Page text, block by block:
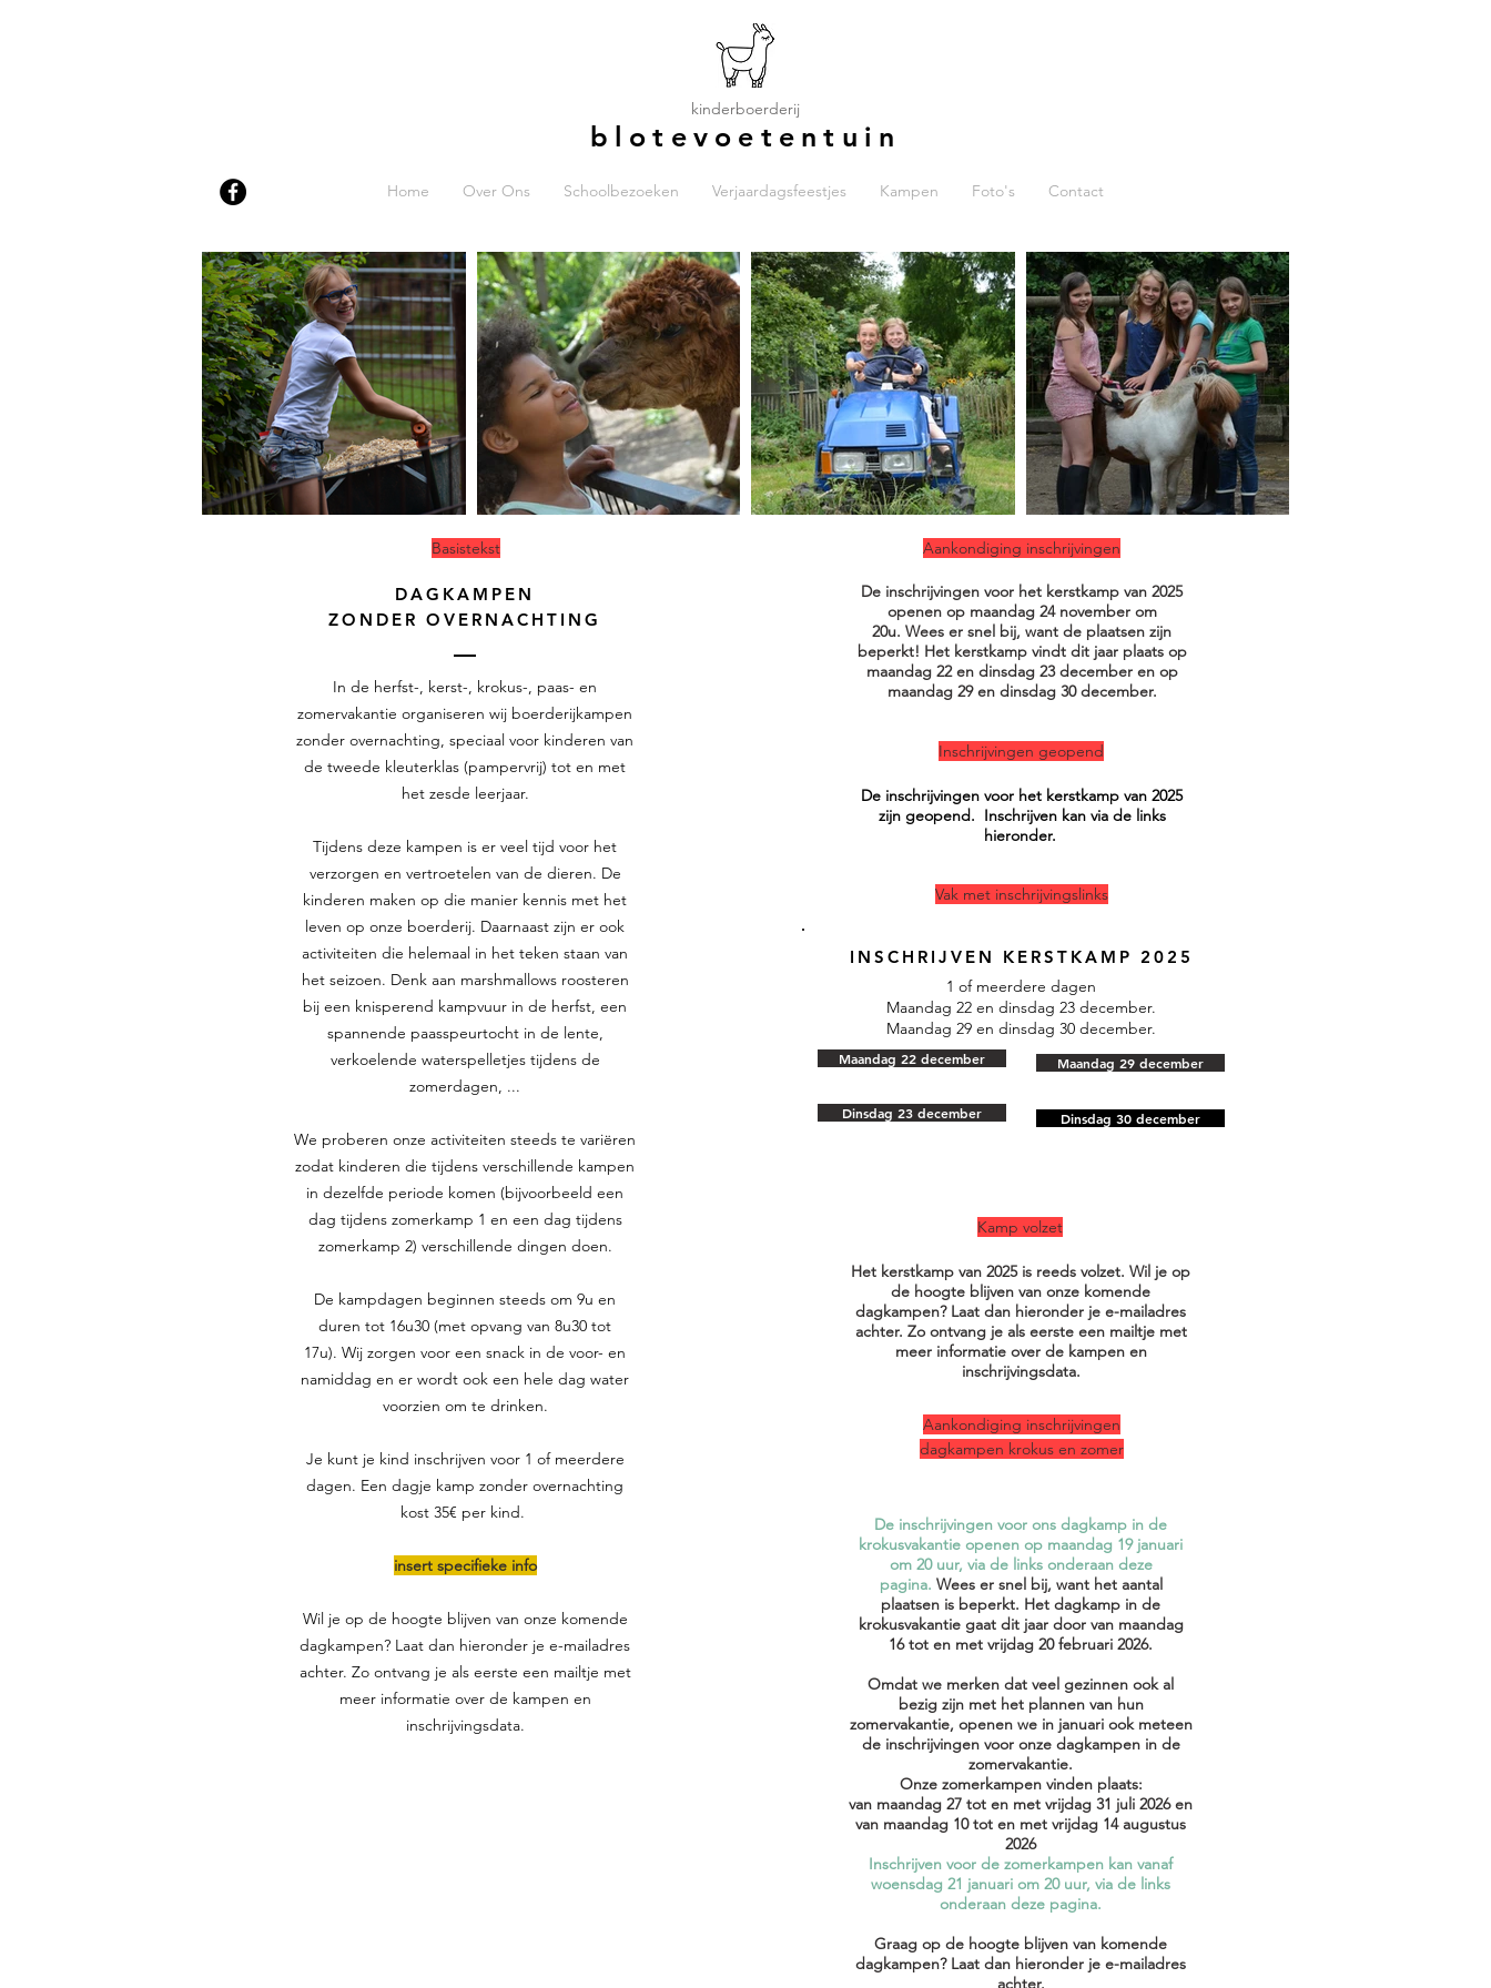
kinderboerderij
blotevoetentuin
Home Over Ons Schoolbezoeken Verjaardagsfeestjes Kampen Foto's Contact
Basistekst
DAGKAMPEN
ZONDER OVERNACHTING
In de herfst-, kerst-, krokus-, paas- en
zomervakantie organiseren wij boerderijkampen
zonder overnachting, speciaal voor kinderen van
de tweede kleuterklas (pampervrij) tot en met
het zesde leerjaar.
T​ijdens deze kampen is er veel tijd voor het
verzorgen en vertroetelen van de dieren. De
kinderen maken op die manier kennis met het
leven op onze boerderij. Daarnaast zijn er ook
activiteiten die helemaal in het teken staan van
het seizoen. Denk aan marshmallows roosteren
bij een knisperend kampvuur in de herfst, een
spannende paasspeurtocht in de lente,
verkoelende waterspelletjes tijdens de
zomerdagen, ...
We proberen onze activiteiten steeds te variëren
zodat kinderen die tijdens verschillende kampen
in dezelfde periode komen (bijvoorbeeld een
dag tijdens zomerkamp 1 en een dag tijdens
zomerkamp 2) verschillende dingen doen.
De kampdagen beginnen steeds om 9u en
duren tot 16u30 (met opvang van 8u30 tot
17u). Wij zorgen voor een snack in de voor- en
namiddag en er wordt ook een hele dag water
voorzien om te drinken.
Je kunt je kind inschrijven voor 1 of meerdere
dagen. Een dagje kamp zonder overnachting
kost 35€ per kind.
insert specifieke info
Wil je op de hoogte blijven van onze komende
dagkampen? Laat dan hieronder je e-mailadres
achter. Zo ontvang je als eerste een mailtje met
meer informatie over de kampen en
inschrijvingsdata.
Aankondiging inschrijvingen
De inschrijvingen voor het kerstkamp van 2025
openen op maandag 24 november om
20u. Wees er snel bij, want de plaatsen zijn
beperkt! Het kerstkamp vindt dit jaar plaats op
maandag 22 en dinsdag 23 december en op
maandag 29 en dinsdag 30 december.
Inschrijvingen geopend
De inschrijvingen voor het kerstkamp van 2025
zijn geopend. Inschrijven kan via de links
hieronder.
Vak met inschrijvingslinks
INSCHRIJVEN KERSTKAMP 2025
1 of meerdere dagen
Maandag 22 en dinsdag 23 december.
Maandag 29 en dinsdag 30 december.
Maandag 22 december
Dinsdag 23 december
Maandag 29 december
Dinsdag 30 december
Kamp volzet
Het kerstkamp van 2025 is reeds volzet. Wil je op
de hoogte blijven van onze komende
dagkampen? Laat dan hieronder je e-mailadres
achter. Zo ontvang je als eerste een mailtje met
meer informatie over de kampen en
inschrijvingsdata.
Aankondiging inschrijvingen
dagkampen krokus en zomer
De inschrijvingen voor ons dagkamp in de
krokusvakantie openen op maandag 19 januari
om 20 uur, via de links onderaan deze
pagina. Wees er snel bij, want het aantal
plaatsen is beperkt. Het dagkamp in de
krokusvakantie gaat dit jaar door van maandag
16 tot en met vrijdag 20 februari 2026.​
Omdat we merken dat veel gezinnen ook al
bezig zijn met het plannen van hun
zomervakantie, openen we in januari ook meteen
de inschrijvingen voor onze dagkampen in de
zomervakantie.
Onze zomerkampen vinden plaats:
van maandag 27 tot en met vrijdag 31 juli 2026 en
van maandag 10 tot en met vrijdag 14 augustus
2026
Inschrijven voor de zomerkampen kan vanaf
woensdag 21 januari om 20 uur, via de links
onderaan deze pagina.​
Graag op de hoogte blijven van komende
dagkampen? Laat dan hieronder je e-mailadres
achter.